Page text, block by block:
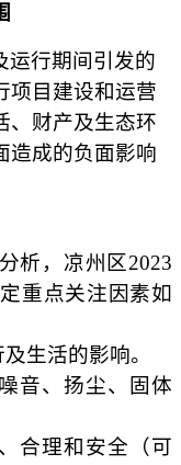
运行期间引发的
项目建设和运营
、财产及生态环
造成的负面影响
析，凉州区2023
重点关注因素如
生活的影响。
音、扬尘、固体
合理和安全（可